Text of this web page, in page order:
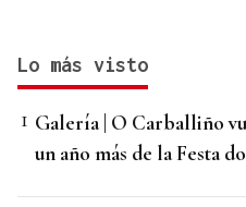
Lo más visto
Galería | O Carballiño
un año más de la Festa